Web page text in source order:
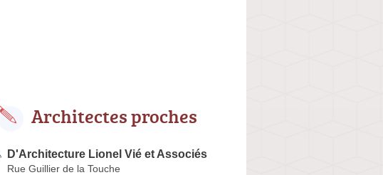
Architectes proches
D'Architecture Lionel Vié et Associés
Rue Guillier de la Touche